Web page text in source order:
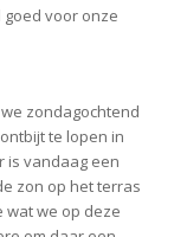
voor onze
zondagochtend
te lopen in
is vandaag een
zon op het terras
wat we op deze